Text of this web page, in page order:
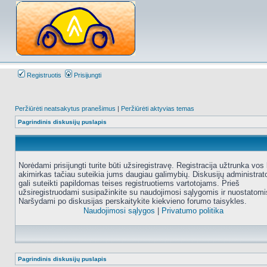
Registruotis Prisijungti
Peržiūrėti neatsakytus pranešimus | Peržiūrėti aktyvias temas
Pagrindinis diskusijų puslapis
Norėdami prisijungti turite būti užsiregistravę. Registracija užtrunka vos
akimirkas tačiau suteikia jums daugiau galimybių. Diskusijų
gali suteikti papildomas teises registruotiems vartotojams. Prieš
užsiregistruodami susipažinkite su naudojimosi sąlygomis ir
Naršydami po diskusijas perskaitykite kiekvieno forumo taisykles.
Naudojimosi sąlygos
Privatumo politika
Pagrindinis diskusijų puslapis